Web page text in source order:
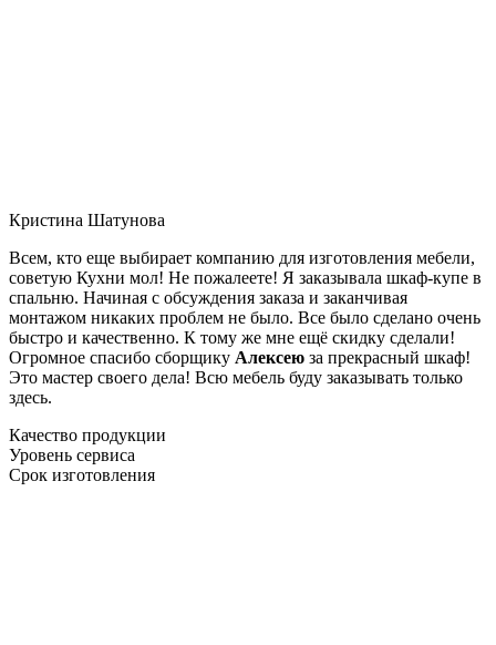
Кристина Шатунова
Всем, кто еще выбирает компанию для изготовления мебели,
советую Кухни мол! Не пожалеете! Я заказывала шкаф-купе в
спальню. Начиная с обсуждения заказа и заканчивая
монтажом никаких проблем не было. Все было сделано очень
быстро и качественно. К тому же мне ещё скидку сделали!
Огромное спасибо сборщику Алексею за прекрасный шкаф!
Это мастер своего дела! Всю мебель буду заказывать только
здесь.
Качество продукции
Уровень сервиса
Срок изготовления